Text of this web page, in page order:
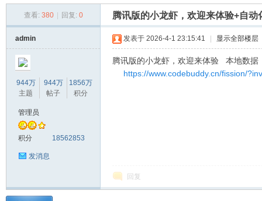
› ›
查看: 380 回复: 0 腾讯版的小龙虾，欢迎来体验+自动
admin
944万
主题
944万
帖子
1856万
积分
管理员
积分 18562853
发消息
发表于 2026-4-1 23:15:41 显示全部楼层
腾讯版的小龙虾，欢迎来体验 本地数
https://www.codebuddy.cn/fission/
回复